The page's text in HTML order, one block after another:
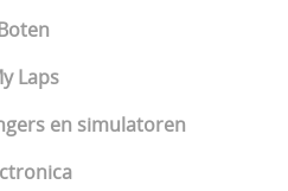
Laps
en simulatoren